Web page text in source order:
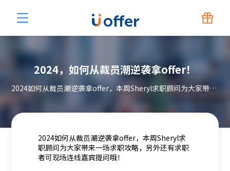
2024，如何从裁员潮逆袭拿offer！
2024如何从裁员潮逆袭拿offer，本周Sheryl求职顾问为大家带来一场求职攻略，另外还有求职者可现场连线嘉宾提问哦！
2024如何从裁员潮逆袭拿offer，本周Sheryl求
职顾问为大家带来一场求职攻略，另外还有求职
者可现场连线嘉宾提问哦！